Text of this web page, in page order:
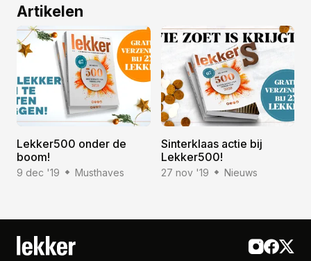
Artikelen
Lekker500 onder de
boom!
9 dec '19 Musthaves
Sinterklaas actie bij
Lekker500!
27 nov '19 Nieuws